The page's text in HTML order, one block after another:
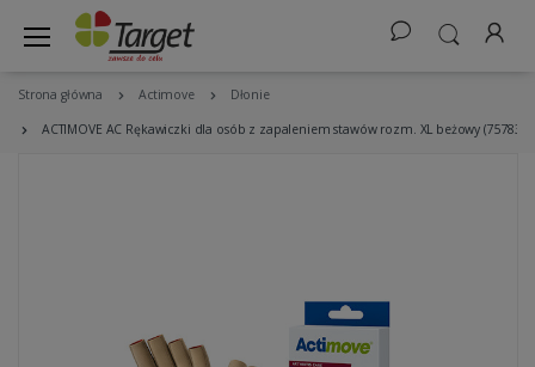
Strona główna Actimove Dłonie
ACTIMOVE AC Rękawiczki dla osób z zapaleniem stawów rozm. XL beżowy